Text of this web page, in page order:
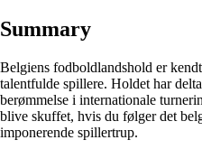
Summary
Belgiens fodboldlandshold er
talentfulde spillere. Holdet har
berømmelse i internationale
blive skuffet, hvis du følger det
imponerende spillertrup.